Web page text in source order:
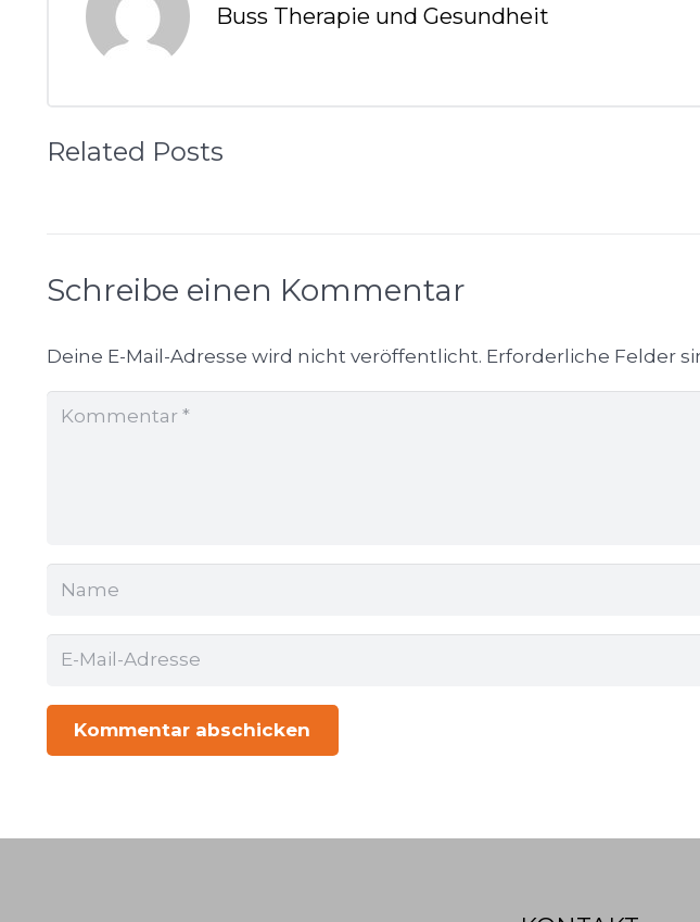
Buss Therapie und Gesundheit
Related Posts
Schreibe einen Kommentar
Deine E-Mail-Adresse wird nicht veröffentlicht. Erforderliche Felder
Kommentar abschicken